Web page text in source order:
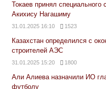
Токаев принял специального
Акихису Нагашиму
31.01.2025 16:10 1523
Казахстан определился с
строителей АЭС
31.01.2025 15:20 1800
Али Алиева назначили ИО
футболу